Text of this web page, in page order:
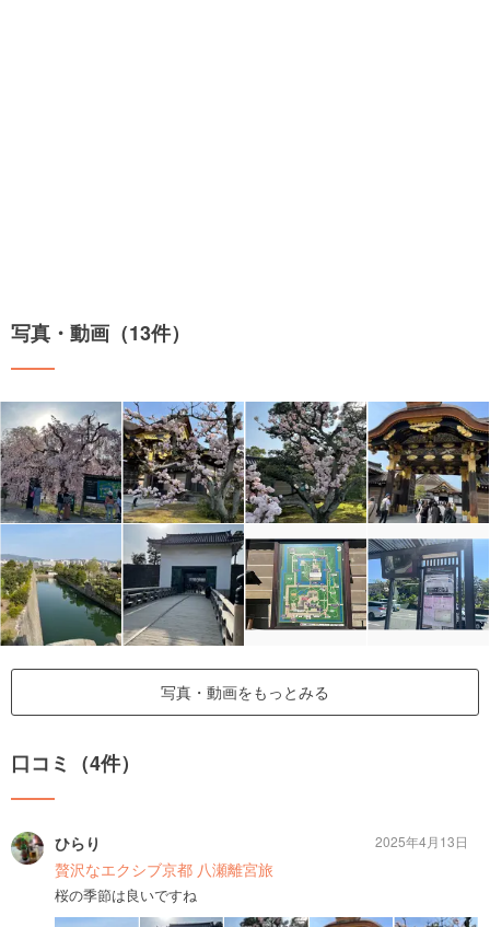
写真・動画（13件）
写真・動画をもっとみる
口コミ（4件）
ひらり
贅沢なエクシブ京都 八瀬離宮旅
桜の季節は良いですね
2025年4月13日